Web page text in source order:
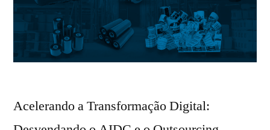
Acelerando a Transformação Digital: